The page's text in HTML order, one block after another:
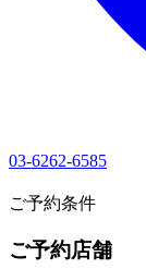
03-6262-6585
ご予約条件
ご予約店舗